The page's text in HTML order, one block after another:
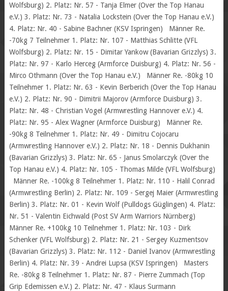
Wolfsburg) 2. Platz: Nr. 57 - Tanja Elmer (Over the Top Hanau
e.V.) 3. Platz: Nr. 73 - Natalia Lockstein (Over the Top Hanau e.V.)
4. Platz: Nr. 40 - Sabine Bachner (KSV Ispringen) Männer Re.
-70kg 7 Teilnehmer 1. Platz: Nr. 107 - Matthias Schlitte (VFL
Wolfsburg) 2. Platz: Nr. 15 - Dimitar Yankow (Bavarian Grizzlys) 3.
Platz: Nr. 97 - Karlo Herceg (Armforce Duisburg) 4. Platz: Nr. 56 -
Mirco Othmann (Over the Top Hanau e.V.) Männer Re. -80kg 10
Teilnehmer 1. Platz: Nr. 63 - Kevin Berberich (Over the Top Hanau
e.V.) 2. Platz: Nr. 90 - Dimitrii Majorov (Armforce Duisburg) 3.
Platz: Nr. 48 - Christian Vogel (Armwrestling Hannover e.V.) 4.
Platz: Nr. 95 - Alex Wagner (Armforce Duisburg) Männer Re.
-90kg 8 Teilnehmer 1. Platz: Nr. 49 - Dimitru Cojocaru
(Armwrestling Hannover e.V.) 2. Platz: Nr. 18 - Dennis Dukhanin
(Bavarian Grizzlys) 3. Platz: Nr. 65 - Janus Smolarczyk (Over the
Top Hanau e.V.) 4. Platz: Nr. 105 - Thomas Milde (VFL Wolfsburg)
Männer Re. -100kg 8 Teilnehmer 1. Platz: Nr. 110 - Halil Conrad
(Armwrestling Berlin) 2. Platz: Nr. 109 - Sergej Maier (Armwrestling
Berlin) 3. Platz: Nr. 01 - Kevin Wolf (Pulldogs Güglingen) 4. Platz:
Nr. 51 - Valentin Eichwald (Post SV Arm Warriors Nürnberg)
Männer Re. +100kg 10 Teilnehmer 1. Platz: Nr. 103 - Dirk
Schenker (VFL Wolfsburg) 2. Platz: Nr. 21 - Sergey Kuzmentsov
(Bavarian Grizzlys) 3. Platz: Nr. 112 - Daniel Ivanov (Armwrestling
Berlin) 4. Platz: Nr. 39 - Andrei Lupsa (KSV Ispringen) Masters
Re. -80kg 8 Teilnehmer 1. Platz: Nr. 87 - Pierre Zummach (Top
Grip Edemissen e.V.) 2. Platz: Nr. 47 - Klaus Surmann